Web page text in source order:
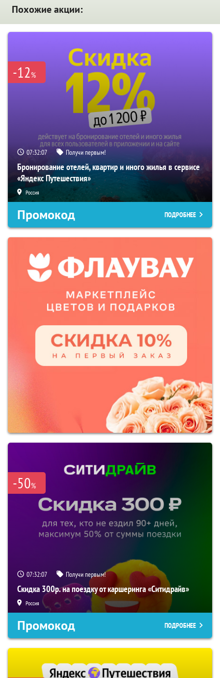
Похожие акции:
-12%
07:32:06 Получи первым!
Бронирование отелей, квартир и иного жилья в сервисе
«Яндекс Путешествия»
Россия
Промокод ПОДРОБНЕЕ
-50%
07:32:06 Получи первым!
Скидка 300р. на поездку от каршеринга «Ситидрайв»
Россия
Промокод ПОДРОБНЕЕ